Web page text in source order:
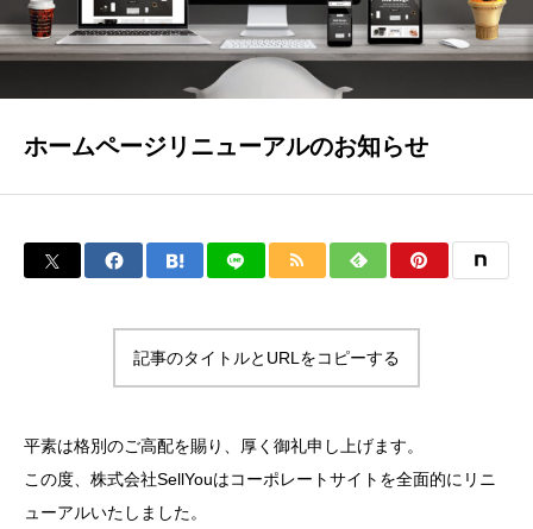
ホームページリニューアルのお知らせ
記事のタイトルとURLをコピーする
平素は格別のご高配を賜り、厚く御礼申し上げます。
この度、株式会社SellYouはコーポレートサイトを全面的にリニ
ューアルいたしました。